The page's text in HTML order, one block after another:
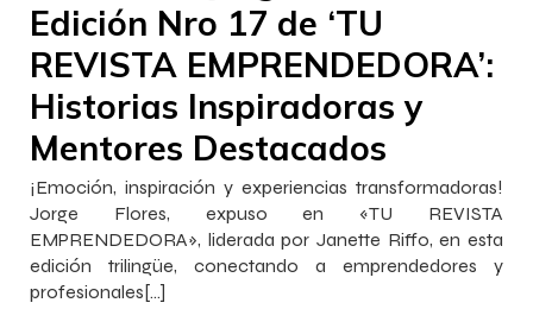
Edición Nro 17 de ‘TU
REVISTA EMPRENDEDORA’:
Historias Inspiradoras y
Mentores Destacados
¡Emoción, inspiración y experiencias transformadoras!
Jorge Flores, expuso en «TU REVISTA
EMPRENDEDORA», liderada por Janette Riffo, en esta
edición trilingüe, conectando a emprendedores y
profesionales[…]